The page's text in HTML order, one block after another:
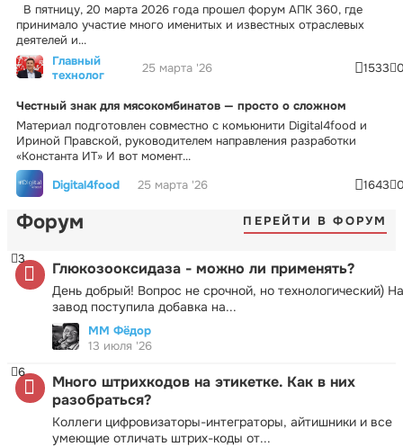
В пятницу, 20 марта 2026 года прошел форум АПК 360, где
принимало участие много именитых и известных отраслевых
деятелей и...
Главный
технолог
25 марта '26 1533
Честный знак для мясокомбинатов — просто о сложном
Материал подготовлен совместно с комьюнити Digital4food и
Ириной Правской, руководителем направления разработки
«Константа ИТ» И вот момент...
Digital4food
25 марта '26 1643
Форум ПЕРЕЙТИ В ФОРУМ
Глюкозооксидаза - можно ли применять?
День добрый! Вопрос не срочной, но технологический) На
завод поступила добавка на...
3
ММ Фёдор
13 июля '26
Много штрихкодов на этикетке. Как в них
разобраться?
Коллеги цифровизаторы-интеграторы, айтишники и все
умеющие отличать штрих-коды от...
6